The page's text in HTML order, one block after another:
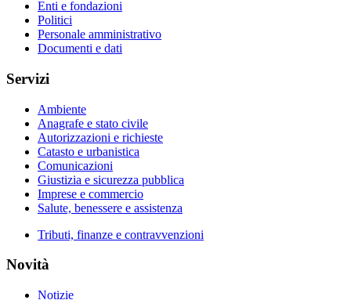
Enti e fondazioni
Politici
Personale amministrativo
Documenti e dati
Servizi
Ambiente
Anagrafe e stato civile
Autorizzazioni e richieste
Catasto e urbanistica
Comunicazioni
Giustizia e sicurezza pubblica
Imprese e commercio
Salute, benessere e assistenza
Tributi, finanze e contravvenzioni
Novità
Notizie